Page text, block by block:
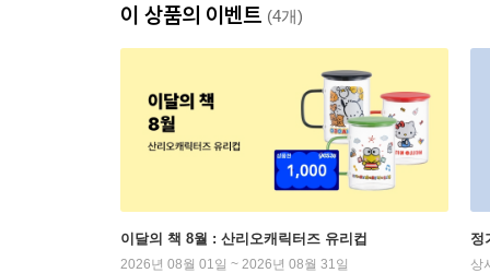
이 상품의 이벤트 (4개)
이달의 책 8월 : 산리오캐릭터즈 유리컵
2026년 08월 01일 ~ 2026년 08월 31일
정
상